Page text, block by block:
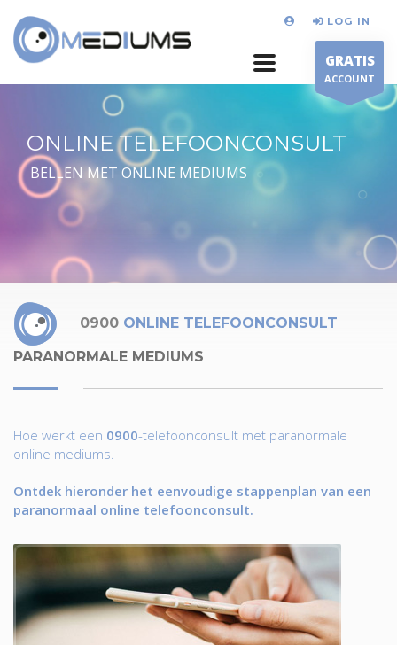
LOG IN
GRATIS
ACCOUNT
ONLINE TELEFOONCONSULT
BELLEN MET ONLINE MEDIUMS
0900 ONLINE TELEFOONCONSULT
PARANORMALE MEDIUMS
Hoe werkt een 0900-telefoonconsult met paranormale
online mediums.
Ontdek hieronder het eenvoudige stappenplan van een
paranormaal online telefoonconsult.